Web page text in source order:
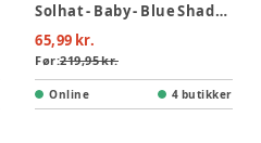
Solhat - Baby - Blue Shadow - BLUESHADOW
65,99 kr.
Før:219,95 kr.
Online 4 butikker